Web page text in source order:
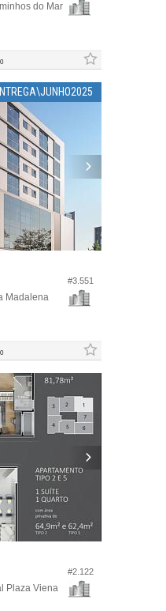
do Mar
#3.551
Madalena
#2.122
Plaza Viena